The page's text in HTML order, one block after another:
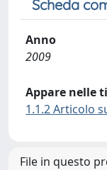
Scheda
Anno
2009
Appare nelle
1.1.2 Articolo
File in questo